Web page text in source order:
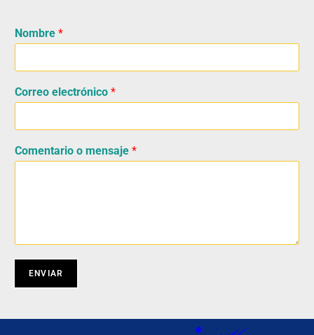
Nombre *
Correo electrónico *
Comentario o mensaje *
ENVIAR